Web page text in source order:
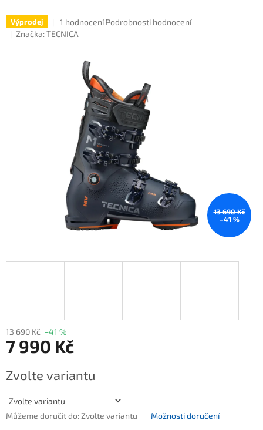
Výprodej Průměrné hodnocení produktu je 5,0 z 5 hvězdiček.
1 hodnocení Podrobnosti hodnocení
Značka:TECNICA
13 690 Kč
–41 %
13 690 Kč –41 %
7 990 Kč
Zvolte variantu
Můžeme doručit do:Zvolte variantu Možnosti doručení